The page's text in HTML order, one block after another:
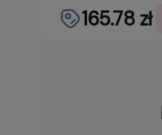
165.78 zł